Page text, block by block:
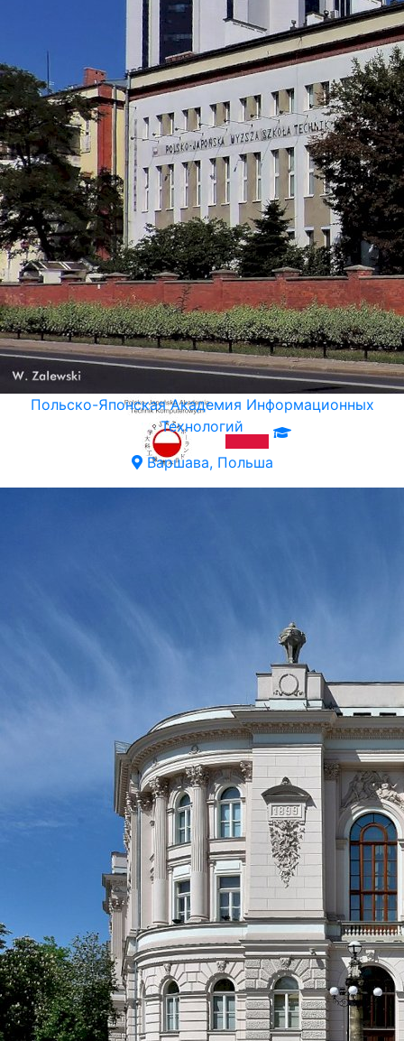
Польско-Японская Академия Информационных
Технологий
Варшава, Польша